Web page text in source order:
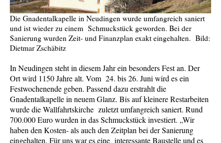
Die Gnadentalkapelle in Neudingen wurde umfangreich saniert
und ist wieder zu einem Schmuckstück geworden. Bei der
Sanierung wurden Zeit- und Finanzplan exakt eingehalten. Bild:
Dietmar Zschäbitz
In Neudingen steht in diesem Jahr ein besonders Fest an. Der
Ort wird 1150 Jahre alt. Vom 24. bis 26. Juni wird es ein
Festwochenende geben. Passend dazu erstrahlt die
Gnadentalkapelle in neuem Glanz. Bis auf kleinere Restarbeiten
wurde die Wallfahrtskirche zuletzt umfangreich saniert. Rund
700.000 Euro wurden in das Schmuckstück investiert. „Wir
haben den Kosten- als auch den Zeitplan bei der Sanierung
eingehalten. Für uns war es eine interessante Baustelle und es